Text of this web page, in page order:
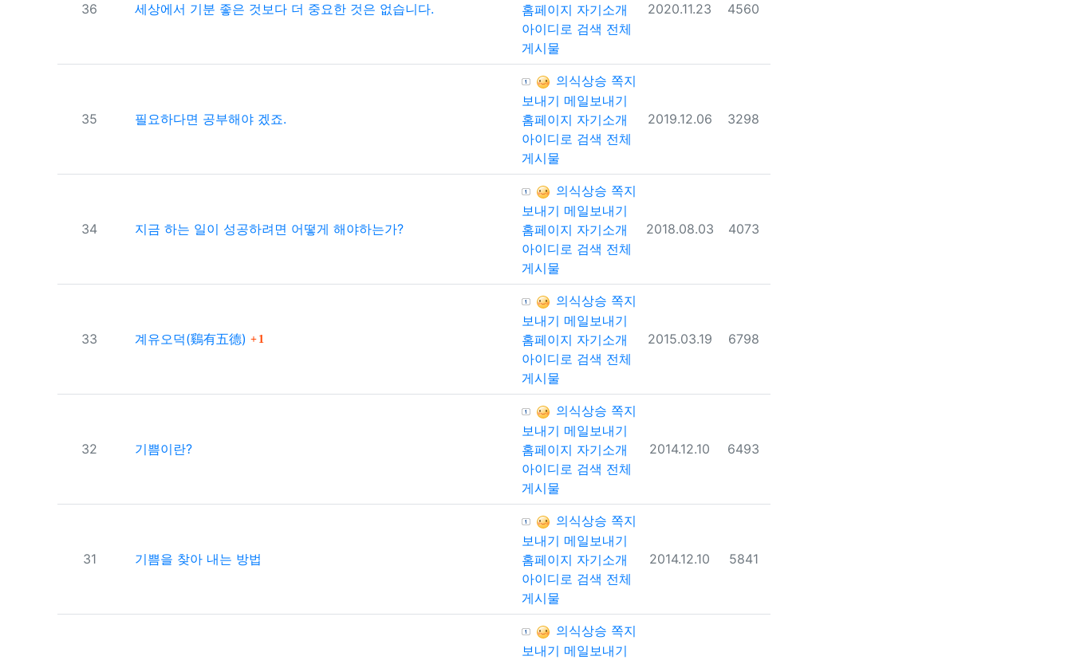
번호
36 세상에서 기분 좋은 것보다 더 중요한 것은 없습니다.
홈페이지 자기소개
아이디로 검색 전체
게시물
등록일
2020.11.23 조회
4560
번호
35 필요하다면 공부해야 겠죠.
등록자의식상승 쪽지
보내기 메일보내기
홈페이지 자기소개
아이디로 검색 전체
게시물
등록일
2019.12.06 조회
3298
번호
34 지금 하는 일이 성공하려면 어떻게 해야하는가?
등록자의식상승 쪽지
보내기 메일보내기
홈페이지 자기소개
아이디로 검색 전체
게시물
등록일
2018.08.03 조회
4073
번호
33 계유오덕(鷄有五德) 댓글
1
등록자의식상승 쪽지
보내기 메일보내기
홈페이지 자기소개
아이디로 검색 전체
게시물
등록일
2015.03.19 조회
6798
번호
32 기쁨이란?
등록자의식상승 쪽지
보내기 메일보내기
홈페이지 자기소개
아이디로 검색 전체
게시물
등록일
2014.12.10 조회
6493
번호
31 기쁨을 찾아 내는 방법
등록자의식상승 쪽지
보내기 메일보내기
홈페이지 자기소개
아이디로 검색 전체
게시물
등록일
2014.12.10 조회
5841
등록자의식상승 쪽지
보내기 메일보내기